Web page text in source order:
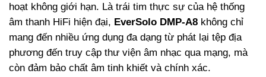
hoạt không giới hạn. Là trái tim thực sự của hệ thống
âm thanh HiFi hiện đại, EverSolo DMP-A8 không chỉ
mang đến nhiều ứng dụng đa dạng từ phát lại tệp địa
phương đến truy cập thư viện âm nhạc qua mạng, mà
còn đảm bảo chất âm tinh khiết và chính xác.